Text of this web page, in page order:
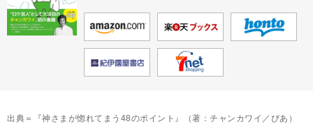
出典＝『神さまが惚れてまう48のポイント』（著：チャンカワイ／ぴあ）